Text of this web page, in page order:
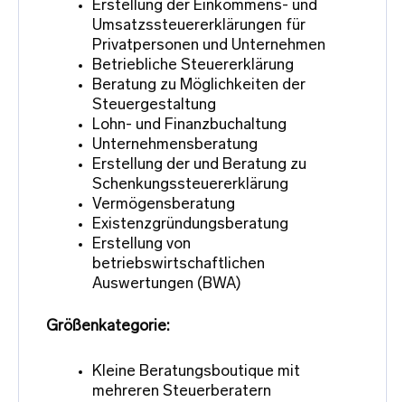
Erstellung der Einkommens- und
Umsatzssteuererklärungen für
Privatpersonen und Unternehmen
Betriebliche Steuererklärung
Beratung zu Möglichkeiten der
Steuergestaltung
Lohn- und Finanzbuchaltung
Unternehmensberatung
Erstellung der und Beratung zu
Schenkungssteuererklärung
Vermögensberatung
Existenzgründungsberatung
Erstellung von
betriebswirtschaftlichen
Auswertungen (BWA)
Größenkategorie:
Kleine Beratungsboutique mit
mehreren Steuerberatern